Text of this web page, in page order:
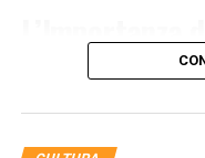
Inoltre, i rapporti tra
potevano essere
In sintesi, la
L’Importanza
Il silenzio inufficioè